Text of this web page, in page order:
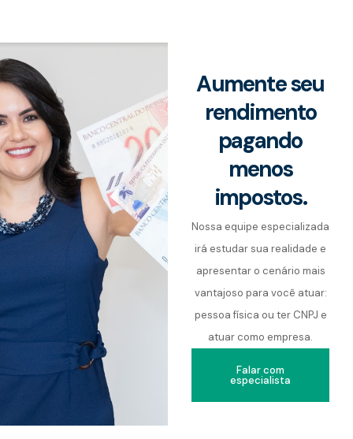
Aumente seu
rendimento
pagando
menos
impostos.
Nossa equipe especializada
irá estudar sua realidade e
apresentar o cenário mais
vantajoso para você atuar:
pessoa física ou ter CNPJ e
atuar como empresa.
Falar com
especialista